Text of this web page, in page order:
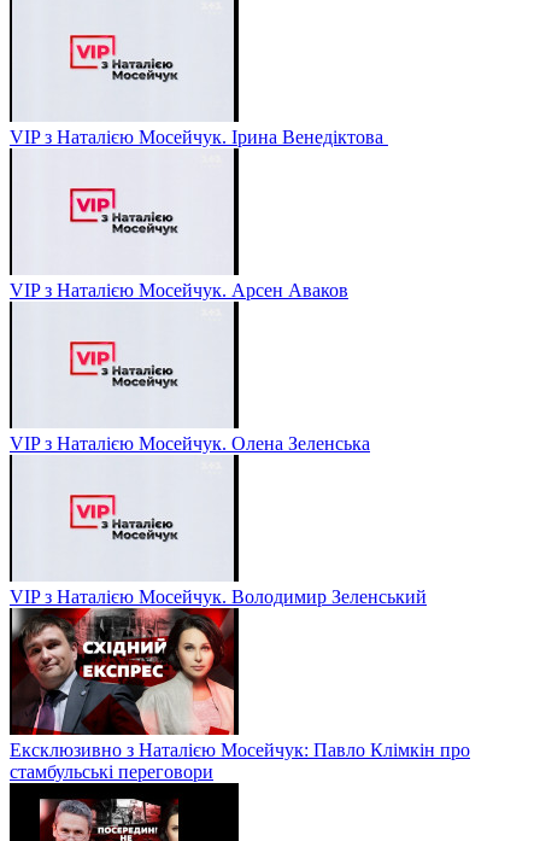
VIP з Наталією Мосейчук. Ірина Венедіктова
VIP з Наталією Мосейчук. Арсен Аваков
VIP з Наталією Мосейчук. Олена Зеленська
VIP з Наталією Мосейчук. Володимир Зеленський
Ексклюзивно з Наталією Мосейчук: Павло Клімкін про
стамбульські переговори